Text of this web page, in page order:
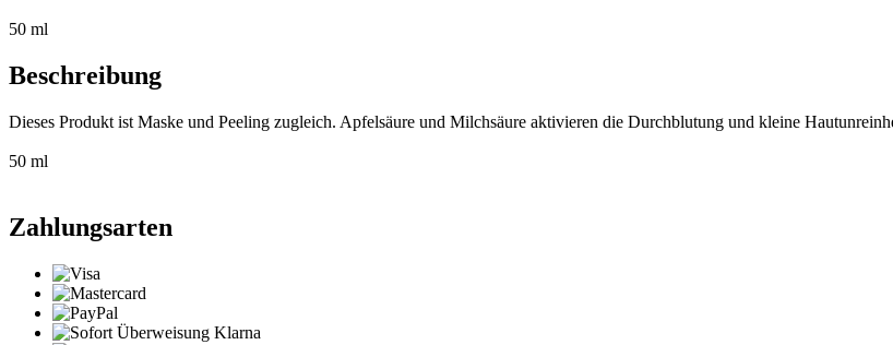
50 ml
Beschreibung
Dieses Produkt ist Maske und Peeling zugleich. Apfelsäure und Milchsäure aktivieren die Durchblutung und kleine
50 ml
Zahlungsarten